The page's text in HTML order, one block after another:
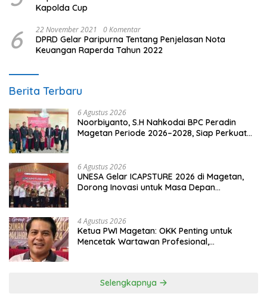
Kapolda Cup
6 22 November 2021 0 Komentar
DPRD Gelar Paripurna Tentang Penjelasan Nota
Keuangan Raperda Tahun 2022
Berita Terbaru
6 Agustus 2026
Noorbiyanto, S.H Nahkodai BPC Peradin
Magetan Periode 2026–2028, Siap Perkuat
6 Agustus 2026
UNESA Gelar ICAPSTURE 2026 di Magetan,
Dorong Inovasi untuk Masa Depan
4 Agustus 2026
Ketua PWI Magetan: OKK Penting untuk
Mencetak Wartawan Profesional,
Selengkapnya